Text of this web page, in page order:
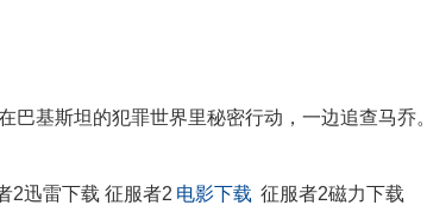
巴基斯坦的犯罪世界里秘密行动，一边追查马乔。
2迅雷下载 征服者2 电影下载 征服者2磁力下载